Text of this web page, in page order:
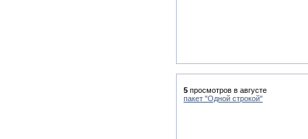
5 просмотров в августе
пакет "Одной строкой"